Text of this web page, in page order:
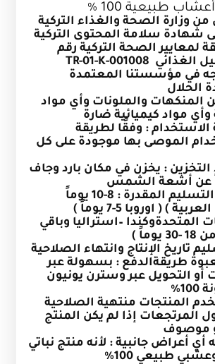
وزارة الصحة والغذاء التركية
شهادة سلامة المحتوى التركية
لمعايير الصحة التركية رقم
الغذائي
في مؤسستنا المعتمدة
الحلال
المنكهات والملونات وأي مواد
مواد كيميائية ضارة
الاستخدام : وفقًا لطريقة
الموصى بها موجودة على كل
: يخزن في مكان بارد وجاف
عن أشعة الشمس
المقدرة :
8-10 يوماً
(للدول العربية ) ( اوروبا 5-7 يوماً )
المتحدةوكندا –استراليا وباقي
)
تاريخ الإنتاج وانتهاء الصلاحية
طريقةالدفع : بسهولة عبر
أو التحويل عبر وسترن يونيون
المنتجات منتهية الصلاحية
المرتجعات إذا لم يكن المنتج
موصوف
أعراض جانبية : لأنه منتج نباتي
طبيعي 100
%